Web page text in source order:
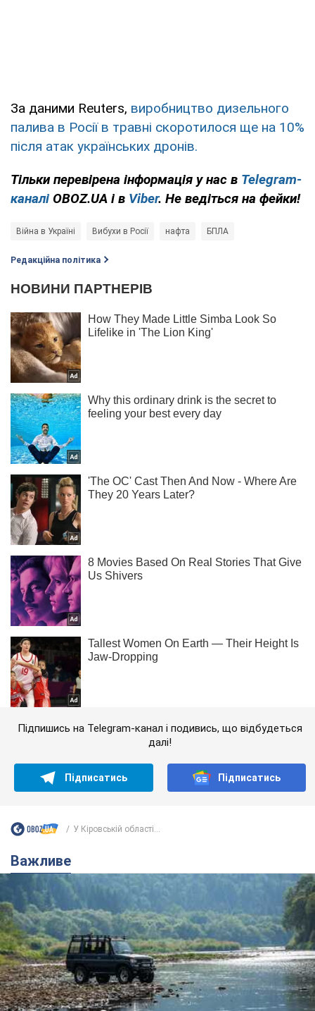
За даними Reuters, виробництво дизельного
палива в Росії в травні скоротилося ще на 10%
після атак українських дронів.
Тільки перевірена інформація у нас в Telegram-
каналі OBOZ.UA і в Viber. Не ведіться на фейки!
Війна в Україні Вибухи в Росії нафта БПЛА
Редакційна політика
Підпишись на Telegram-канал і подивись, що відбудеться
далі!
Підписатись Підписатись
У Кіровській області...
Важливе